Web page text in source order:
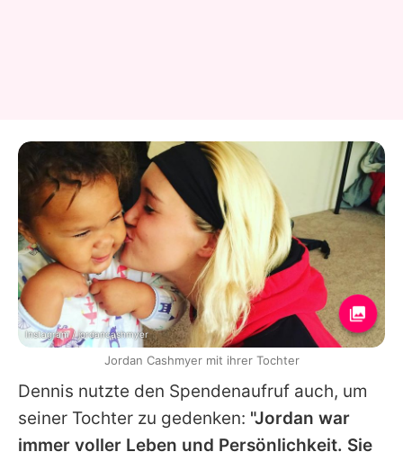
Dennis nutzte den Spendenaufruf auch, um
seiner Tochter zu gedenken: "Jordan war
immer voller Leben und Persönlichkeit. Sie
Instagram / jordancashmyer
Jordan Cashmyer mit ihrer Tochter